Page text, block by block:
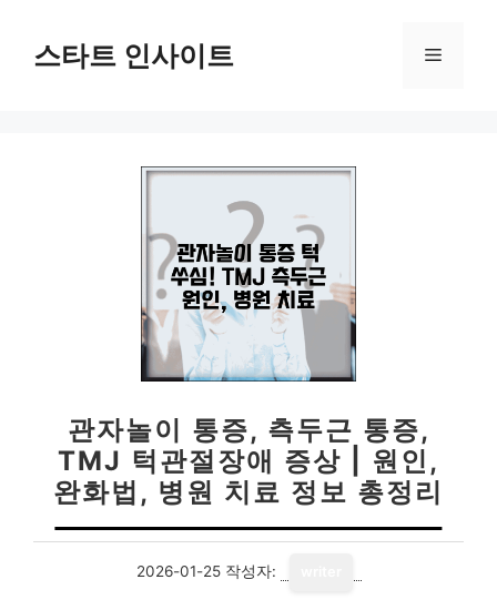
스타트 인사이트 메
관자놀이 통증, 측두근 통증,
TMJ 턱관절장애 증상 | 원인,
완화법, 병원 치료 정보 총정리
2026-01-25 작성자: